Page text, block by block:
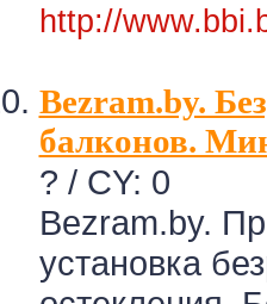
http://
Bezram.by.
балконов.
? / CY: 0
Bezram.by.
установка